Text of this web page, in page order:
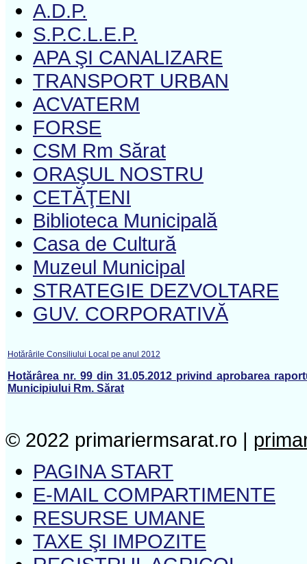
A.D.P.
S.P.C.L.E.P.
APA ŞI CANALIZARE
TRANSPORT URBAN
ACVATERM
FORSE
CSM Rm Sărat
ORAŞUL NOSTRU
CETĂŢENI
Biblioteca Municipală
Casa de Cultură
Muzeul Municipal
STRATEGIE DEZVOLTARE
GUV. CORPORATIVĂ
Hotărârile Consiliului Local pe anul 2012
Hotărârea nr. 99 din 31.05.2012 privind aprobarea
Municipiului Rm. Sărat
© 2022 primariermsarat.ro |
PAGINA START
E-MAIL COMPARTIMENTE
RESURSE UMANE
TAXE ŞI IMPOZITE